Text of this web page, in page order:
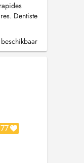
Dentiste
orale
: